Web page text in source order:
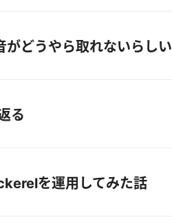
どうやら取れないらしい
る
を運用してみた話